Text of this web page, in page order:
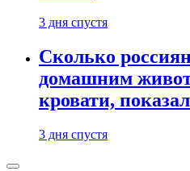
3 дня спустя
Сколько
домашним
кровати,
3 дня спустя